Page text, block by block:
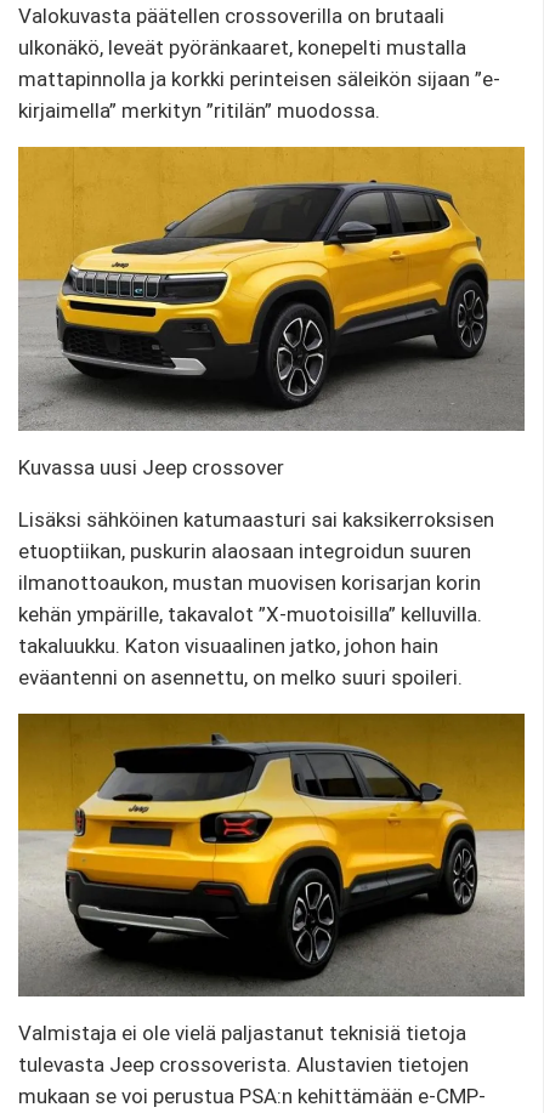
Valokuvasta päätellen crossoverilla on brutaali
ulkonäkö, leveät pyöränkaaret, konepelti mustalla
mattapinnolla ja korkki perinteisen säleikön sijaan ”e-
kirjaimella” merkityn ”ritilän” muodossa.
Kuvassa uusi Jeep crossover
Lisäksi sähköinen katumaasturi sai kaksikerroksisen
etuoptiikan, puskurin alaosaan integroidun suuren
ilmanottoaukon, mustan muovisen korisarjan korin
kehän ympärille, takavalot ”X-muotoisilla” kelluvilla.
takaluukku. Katon visuaalinen jatko, johon hain
eväantenni on asennettu, on melko suuri spoileri.
Valmistaja ei ole vielä paljastanut teknisiä tietoja
tulevasta Jeep crossoverista. Alustavien tietojen
mukaan se voi perustua PSA:n kehittämään e-CMP-